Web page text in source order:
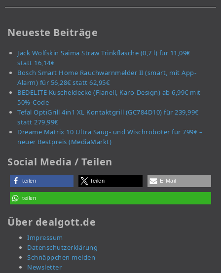
Neueste Beiträge
Jack Wolfskin Saima Straw Trinkflasche (0,7 l) für 11,09€
statt 16,14€
Bosch Smart Home Rauchwarnmelder II (smart, mit App-
Alarm) für 56,28€ statt 62,95€
BEDELITE Kuscheldecke (Flanell, Karo-Design) ab 6,99€ mit
50%-Code
Tefal OptiGrill 4in1 XL Kontaktgrill (GC784D10) für 239,99€
statt 279,99€
Dreame Matrix 10 Ultra Saug- und Wischroboter für 799€ –
neuer Bestpreis (MediaMarkt)
Social Media / Teilen
teilen teilen E-Mail
teilen
Über dealgott.de
Impressum
Datenschutzerklärung
Schnäppchen melden
Newsletter